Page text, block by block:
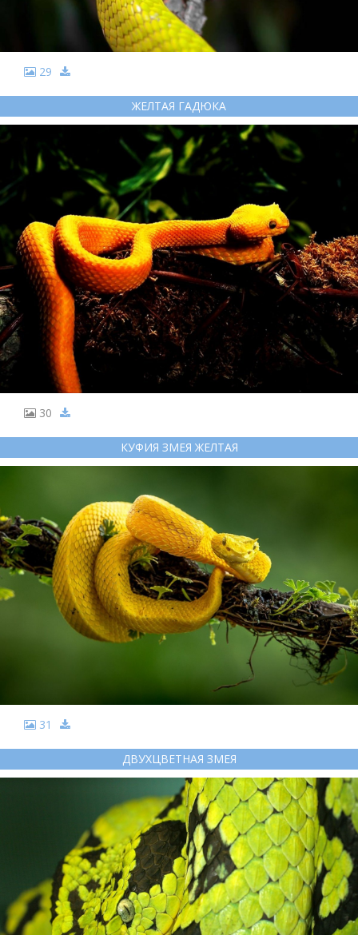
29
ЖЕЛТАЯ ГАДЮКА
30
КУФИЯ ЗМЕЯ ЖЕЛТАЯ
31
ДВУХЦВЕТНАЯ ЗМЕЯ